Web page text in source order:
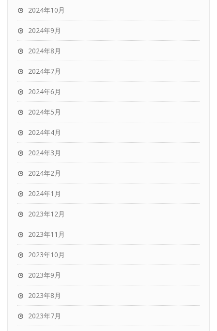
2024年10月
2024年9月
2024年8月
2024年7月
2024年6月
2024年5月
2024年4月
2024年3月
2024年2月
2024年1月
2023年12月
2023年11月
2023年10月
2023年9月
2023年8月
2023年7月